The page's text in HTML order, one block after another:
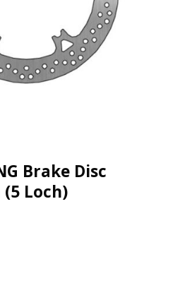
Brake Disc
Loch)